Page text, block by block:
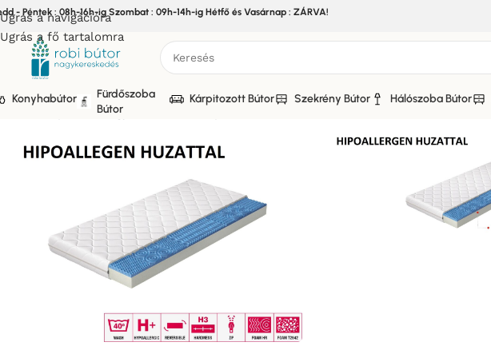
Ugrás a navigációra
Ugrás a fő tartalomra
- Péntek : 08h-16h-ig Szombat : 09h-14h-ig Hétfő és Vasárnap : ZÁRVA!
Konyhabútor
Fürdőszoba
Bútor
Kárpitozott Bútor Szekrény Bútor Hálószoba Bútor
Bútor/Ágybetét, matrac, párna